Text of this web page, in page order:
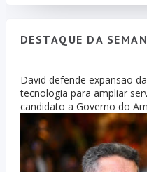
DESTAQUE DA
David defende expansão
tecnologia para ampliar
candidato a Governo do